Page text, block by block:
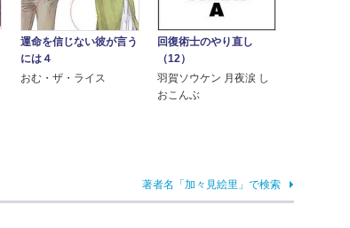
運命を信じない彼が言う
には４
おむ・ザ・ライス
回復術士のやり直し
（12）
羽賀ソウケン 月夜涙 し
おこんぶ
著者名「加々見絵里」で検索